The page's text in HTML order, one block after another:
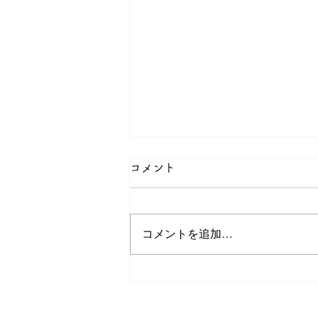
2026年8月の館だより
コメント
コメントを追加…